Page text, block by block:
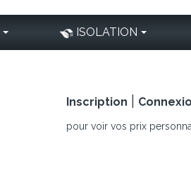
ISOLATION
Inscription
pour voir vos prix